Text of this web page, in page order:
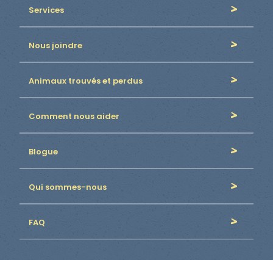
Services
Nous joindre
Animaux trouvés et perdus
Comment nous aider
Blogue
Qui sommes-nous
FAQ